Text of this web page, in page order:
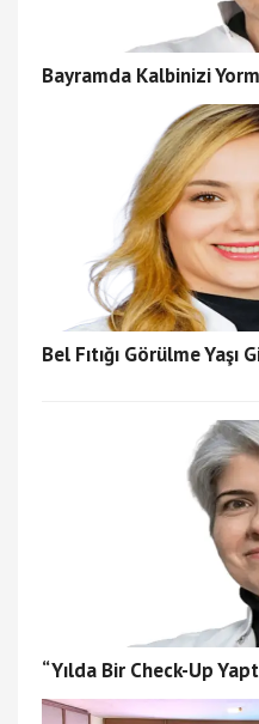
Bayramda Kalbinizi
Bel Fıtığı Görülme
“Yılda Bir Check-Up